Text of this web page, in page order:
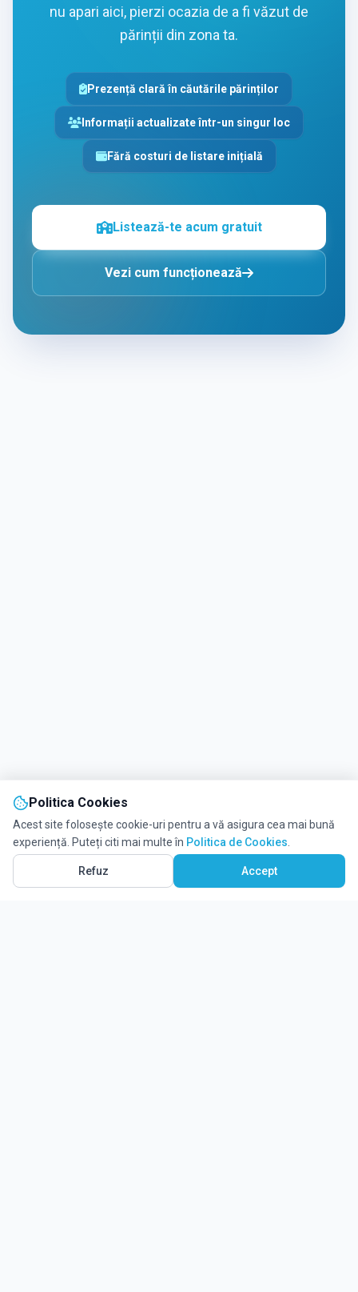
nu apari aici, pierzi ocazia de a fi văzut de
părinții din zona ta.
Prezență clară în căutările părinților
Informații actualizate într-un singur loc
Fără costuri de listare inițială
Listează-te acum gratuit
Vezi cum funcționează
Politica Cookies
Acest site folosește cookie-uri pentru a vă asigura cea mai bună
experiență. Puteți citi mai multe în Politica de Cookies
Refuz Accept